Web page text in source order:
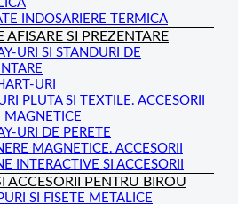
INDOSARIERE TERMICA
AFISARE SI PREZENTARE
URI SI STANDURI DE
URI
PLUTA SI TEXTILE. ACCESORII
MAGNETICE
URI DE PERETE
MAGNETICE. ACCESORII
INTERACTIVE SI ACCESORII
ACCESORII PENTRU BIROU
SI FISETE METALICE